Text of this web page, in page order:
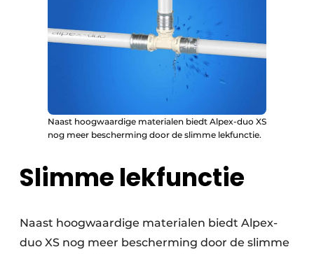
Naast hoogwaardige materialen biedt Alpex-duo XS
nog meer bescherming door de slimme lekfunctie.
Slimme lekfunctie
Naast hoogwaardige materialen biedt Alpex-
duo XS nog meer bescherming door de slimme